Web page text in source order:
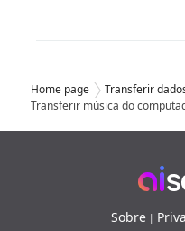
Home page
Transferir
Transferir música do
Sobre |